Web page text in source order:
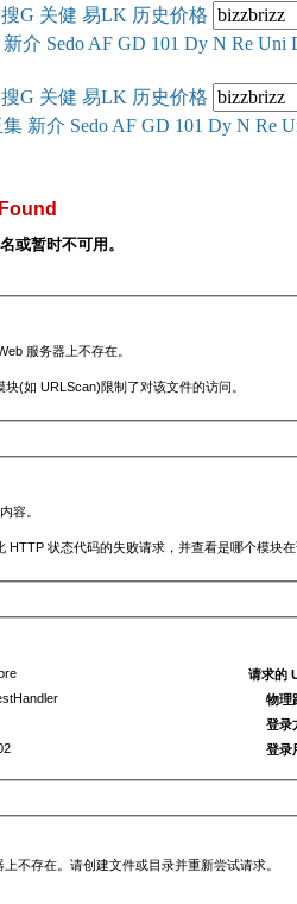
搜G 关健 易LK 历史价格
新介 Sedo AF GD 101 Dy N Re Uni